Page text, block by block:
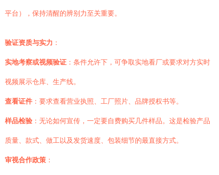
平台），保持清醒的辨别力至关重要。
验证资质与实力 ：
实地考察或视频验证 ：条件允许下，可争取实地看厂或要求对方实时
视频展示仓库、生产线。
查看证件 ：要求查看营业执照、工厂照片、品牌授权书等。
样品检验 ：无论如何宣传，一定要自费购买几件样品。这是检验产品
质量、款式、做工以及发货速度、包装细节的最直接方式。
审视合作政策 ：